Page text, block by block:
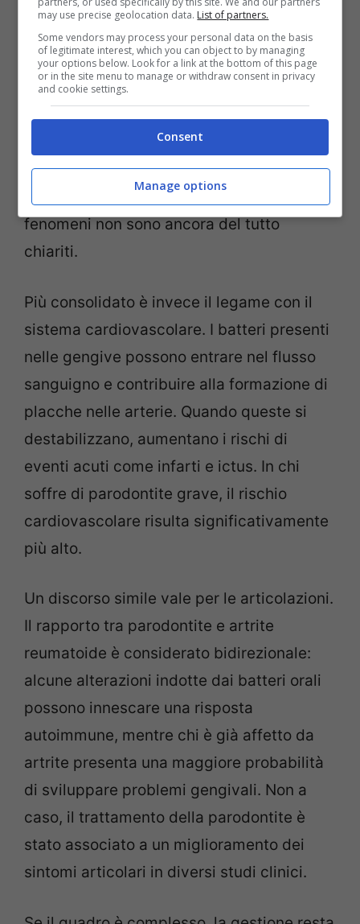
danneggiare le cellule nervose.
In parallelo, anche indicatori indiretti come
la perdita dei denti sembrano avere un
peso. Il declino cognitivo appare più
frequente nei soggetti con grave
compromissione della salute orale, anche
se i passaggi precisi che collegano i due
fenomeni non sono ancora del tutto
chiariti.
Più consolidato è invece il legame con il
sistema cardiovascolare. I batteri presenti
nelle gengive possono entrare nel flusso
sanguigno e contribuire alla formazione di
placche nelle arterie. Quando queste si
destabilizzano, aumentano i rischi di
eventi acuti come infarti e ictus. In chi
soffre di parodontite grave, il rischio
cardiovascolare risulta significativamente
più alto.
Un discorso simile vale per le articolazioni.
Il rapporto tra parodontite e artrite
reumatoide è considerato bidirezionale:
alcune alterazioni indotte dai batteri orali
possono innescare una risposta
autoimmune, mentre chi è già affetto da
artrite presenta una maggiore probabilità
di sviluppare problemi gengivali. Non a
caso, il trattamento della parodontite è
stato associato a un miglioramento dei
sintomi articolari in diversi studi clinici.
may use precise geolocation data. List of partners.
Some vendors may process your personal data on the basis
of legitimate interest, which you can object to by managing
your options below. Look for a link at the bottom of this page
or in the site menu to manage or withdraw consent in privacy
and cookie settings.
Consent
Manage options